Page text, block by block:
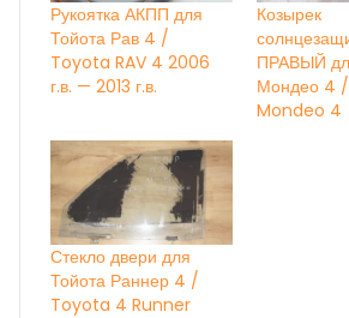
Рукоятка АКПП для
Тойота Рав 4 /
Toyota RAV 4 2006
г.в. — 2013 г.в.
Козырек
ПРАВЫЙ
Мондео 4
Mondeo 4
Стекло двери для
Тойота Раннер 4 /
Toyota 4 Runner